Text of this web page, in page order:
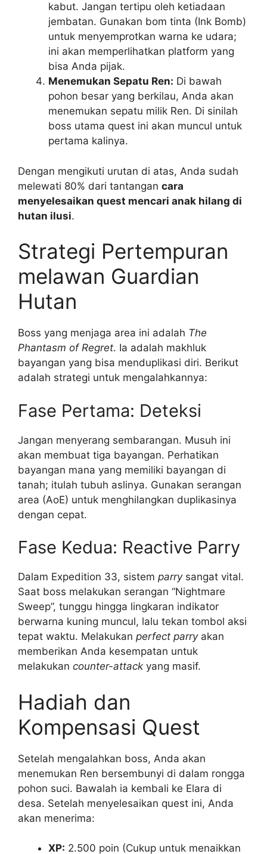
kabut. Jangan tertipu oleh ketiadaan
jembatan. Gunakan bom tinta (Ink Bomb)
untuk menyemprotkan warna ke udara;
ini akan memperlihatkan platform yang
bisa Anda pijak.
Menemukan Sepatu Ren: Di bawah
pohon besar yang berkilau, Anda akan
menemukan sepatu milik Ren. Di sinilah
boss utama quest ini akan muncul untuk
pertama kalinya.
Dengan mengikuti urutan di atas, Anda sudah
melewati 80% dari tantangan cara
menyelesaikan quest mencari anak hilang di
hutan ilusi.
Strategi Pertempuran
melawan Guardian
Hutan
Boss yang menjaga area ini adalah The
Phantasm of Regret. Ia adalah makhluk
bayangan yang bisa menduplikasi diri. Berikut
adalah strategi untuk mengalahkannya:
Fase Pertama: Deteksi
Jangan menyerang sembarangan. Musuh ini
akan membuat tiga bayangan. Perhatikan
bayangan mana yang memiliki bayangan di
tanah; itulah tubuh aslinya. Gunakan serangan
area (AoE) untuk menghilangkan duplikasinya
dengan cepat.
Fase Kedua: Reactive Parry
Dalam Expedition 33, sistem parrysangat vital.
Saat boss melakukan serangan “Nightmare
Sweep”, tunggu hingga lingkaran indikator
berwarna kuning muncul, lalu tekan tombol aksi
tepat waktu. Melakukan perfect parryakan
memberikan Anda kesempatan untuk
melakukan counter-attack yang masif.
Hadiah dan
Kompensasi Quest
Setelah mengalahkan boss, Anda akan
menemukan Ren bersembunyi di dalam rongga
pohon suci. Bawalah ia kembali ke Elara di
desa. Setelah menyelesaikan quest ini, Anda
akan menerima:
XP: 2.500 poin (Cukup untuk menaikkan